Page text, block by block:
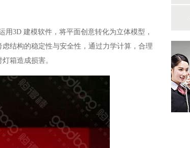
3D 建模软件，将平面创意转化为立体模型，
结构的稳定性与安全性，通过力学计算，合理
箱造成损害。